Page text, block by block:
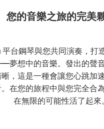
您的音樂之旅的完美
平台鋼琴與您共同演奏，打
夢想中的音樂。發出的聲
，這是一種會讓您心跳加
在您的旅程中與您完全合
在無限的可能性活了起來。